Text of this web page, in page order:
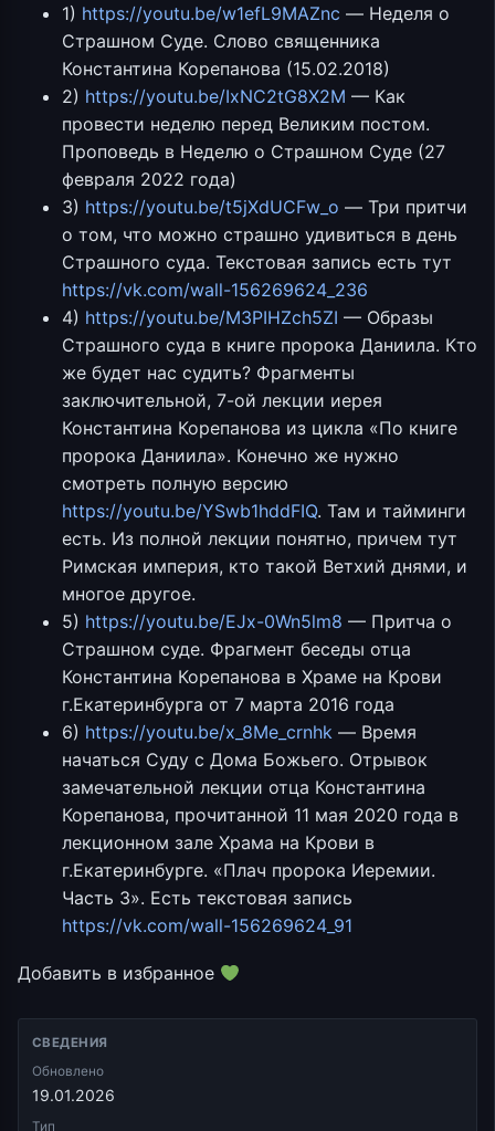
1) https://youtu.be/w1efL9MAZnc — Неделя о
Страшном Суде. Слово священника
Константина Корепанова (15.02.2018)
2) https://youtu.be/IxNC2tG8X2M — Как
провести неделю перед Великим постом.
Проповедь в Неделю о Страшном Суде (27
февраля 2022 года)
3) https://youtu.be/t5jXdUCFw_o — Три притчи
о том, что можно страшно удивиться в день
Страшного суда. Текстовая запись есть тут
https://vk.com/wall-156269624_236
4) https://youtu.be/M3PIHZch5ZI — Образы
Страшного суда в книге пророка Даниила. Кто
же будет нас судить? Фрагменты
заключительной, 7-ой лекции иерея
Константина Корепанова из цикла «По книге
пророка Даниила». Конечно же нужно
смотреть полную версию
https://youtu.be/YSwb1hddFIQ. Там и тайминги
есть. Из полной лекции понятно, причем тут
Римская империя, кто такой Ветхий днями, и
многое другое.
5) https://youtu.be/EJx-0Wn5lm8 — Притча о
Страшном суде. Фрагмент беседы отца
Константина Корепанова в Храме на Крови
г.Екатеринбурга от 7 марта 2016 года
6) https://youtu.be/x_8Me_crnhk — Время
начаться Суду с Дома Божьего. Отрывок
замечательной лекции отца Константина
Корепанова, прочитанной 11 мая 2020 года в
лекционном зале Храма на Крови в
г.Екатеринбурге. «Плач пророка Иеремии.
Часть 3». Есть текстовая запись
https://vk.com/wall-156269624_91
Добавить в избранное
СВЕДЕНИЯ
Обновлено
19.01.2026
Тип